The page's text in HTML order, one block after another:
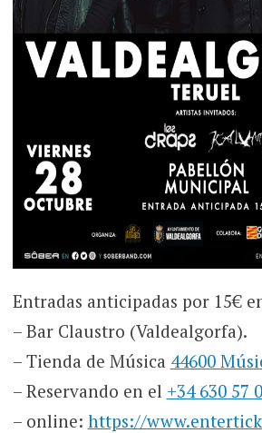
Entradas anticipadas por 15€
– Bar Claustro (Valdealgorfa).
– Tienda de Música 44600
– Reservando en el +34 630 57
– online: https://